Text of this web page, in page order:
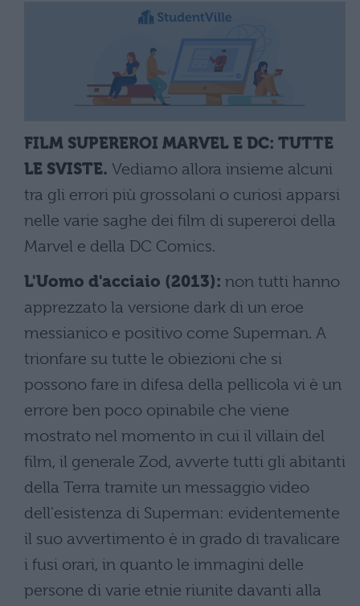
FILM SUPEREROI MARVEL E DC: TUTTE
LE SVISTE. Vediamo allora insieme alcuni
tra gli errori più grossolani o curiosi apparsi
nelle varie saghe dei film di supereroi della
Marvel e della DC Comics.
L'Uomo d'acciaio (2013): non tutti hanno
apprezzato la versione dark di un eroe
messianico e positivo come Superman. A
trionfare su tutte le obiezioni che si
possono fare in difesa della pellicola vi è un
errore ben poco opinabile che viene
mostrato nel momento in cui il villain del
film, il generale Zod, avverte tutti gli abitanti
della Terra tramite un messaggio video
dell'esistenza di Superman: evidentemente
il suo avvertimento è in grado di travalicare
i fusi orari, in quanto le immagini delle
persone di varie etnie riunite davanti alla